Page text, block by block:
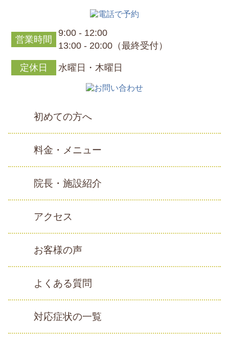
営業時間
9:00 - 12:00
13:00 - 20:00（最終受付）
定休日 水曜日・木曜日
初めての方へ
料金・メニュー
院長・施設紹介
アクセス
お客様の声
よくある質問
対応症状の一覧